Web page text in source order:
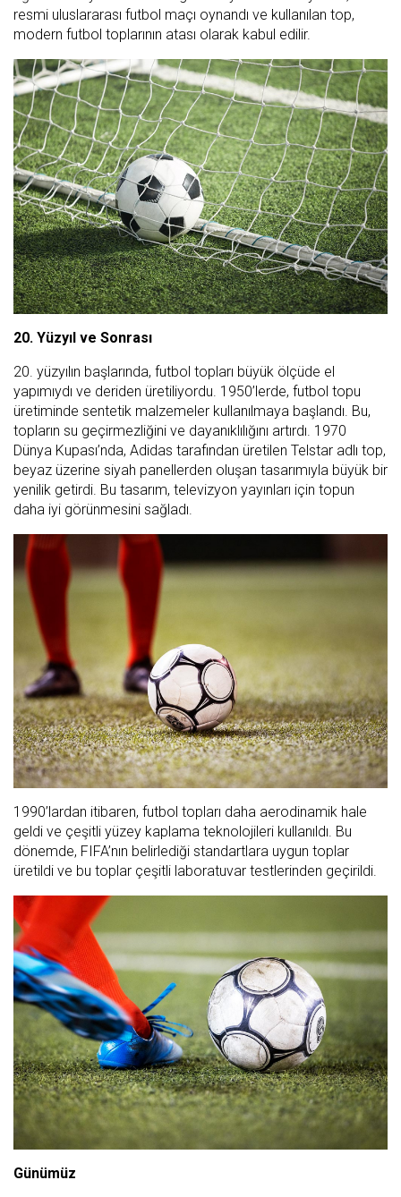
resmi uluslararası futbol maçı oynandı ve kullanılan top,
modern futbol toplarının atası olarak kabul edilir.
20. Yüzyıl ve Sonrası
20. yüzyılın başlarında, futbol topları büyük ölçüde el
yapımıydı ve deriden üretiliyordu. 1950’lerde, futbol topu
üretiminde sentetik malzemeler kullanılmaya başlandı. Bu,
topların su geçirmezliğini ve dayanıklılığını artırdı. 1970
Dünya Kupası’nda, Adidas tarafından üretilen Telstar adlı top,
beyaz üzerine siyah panellerden oluşan tasarımıyla büyük bir
yenilik getirdi. Bu tasarım, televizyon yayınları için topun
daha iyi görünmesini sağladı.
1990’lardan itibaren, futbol topları daha aerodinamik hale
geldi ve çeşitli yüzey kaplama teknolojileri kullanıldı. Bu
dönemde, FIFA’nın belirlediği standartlara uygun toplar
üretildi ve bu toplar çeşitli laboratuvar testlerinden geçirildi.
Günümüz